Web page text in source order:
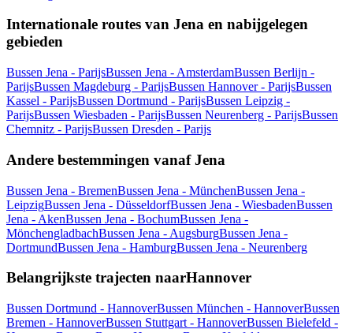
Internationale routes van Jena en nabijgelegen
gebieden
Bussen Jena - ParijsBussen Jena - AmsterdamBussen Berlijn -
ParijsBussen Magdeburg - ParijsBussen Hannover - ParijsBussen
Kassel - ParijsBussen Dortmund - ParijsBussen Leipzig -
ParijsBussen Wiesbaden - ParijsBussen Neurenberg - ParijsBussen
Chemnitz - ParijsBussen Dresden - Parijs
Andere bestemmingen vanaf Jena
Bussen Jena - BremenBussen Jena - MünchenBussen Jena -
LeipzigBussen Jena - DüsseldorfBussen Jena - WiesbadenBussen
Jena - AkenBussen Jena - BochumBussen Jena -
MönchengladbachBussen Jena - AugsburgBussen Jena -
DortmundBussen Jena - HamburgBussen Jena - Neurenberg
Belangrijkste trajecten naarHannover
Bussen Dortmund - HannoverBussen München - HannoverBussen
Bremen - HannoverBussen Stuttgart - HannoverBussen Bielefeld -